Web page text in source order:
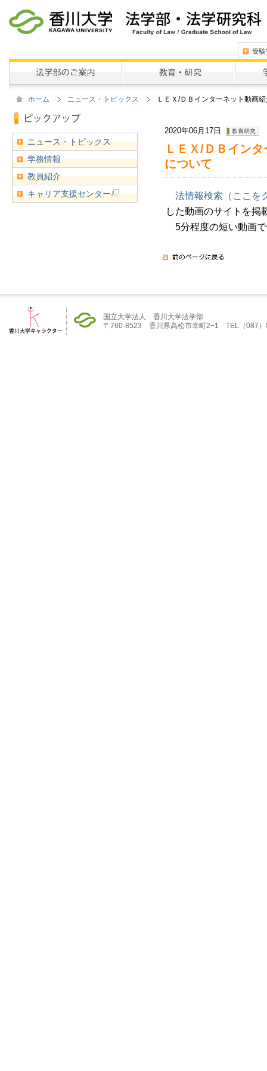
ホーム ニュース・トピックス ＬＥＸ/ＤＢインターネット動画
2020年06月17日
ＬＥＸ/ＤＢイン
について
法情報検索（ここを
した動画のサイトを掲
5分程度の短い動画
ニュース・トピックス
学務情報
教員紹介
キャリア支援センター
国立大学法人 香川大学法学部
〒760-8523 香川県高松市幸町2−1 TEL（087）